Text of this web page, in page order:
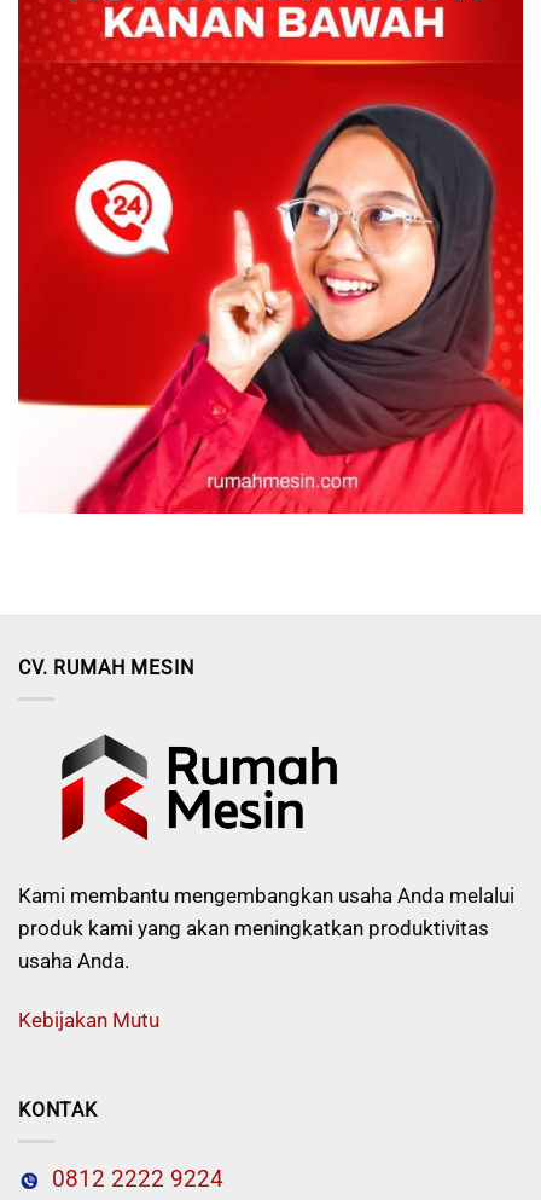
CV. RUMAH MESIN
Kami membantu mengembangkan usaha Anda melalui
produk kami yang akan meningkatkan produktivitas
usaha Anda.
Kebijakan Mutu
KONTAK
0812 2222 9224